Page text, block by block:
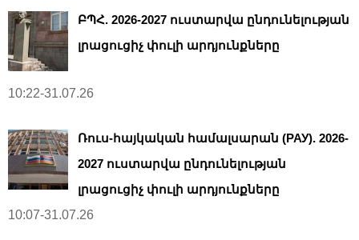
ԲՊՀ. 2026-2027 ուստարվա ընդունելության
լրացուցիչ փուլի արդյունքները
10:22-31.07.26
Ռուս-հայկական համալսարան (РАУ). 2026-
2027 ուստարվա ընդունելության
լրացուցիչ փուլի արդյունքները
10:07-31.07.26